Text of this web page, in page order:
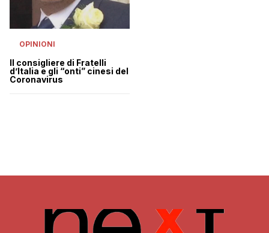
OPINIONI
Il consigliere di Fratelli
d’Italia e gli “onti” cinesi del
Coronavirus